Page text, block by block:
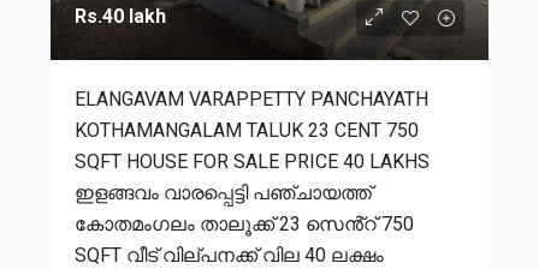
Rs.40 lakh
ELANGAVAM VARAPPETTY PANCHAYATH
KOTHAMANGALAM TALUK 23 CENT 750
SQFT HOUSE FOR SALE PRICE 40 LAKHS
ഇളങ്ങവം വാരപ്പെട്ടി പഞ്ചായത്ത്
കോതമംഗലം താലൂക്ക് 23 സെൻ്റ് 750
SQFT വീട് വില്പനക്ക് വില 40 ലക്ഷം